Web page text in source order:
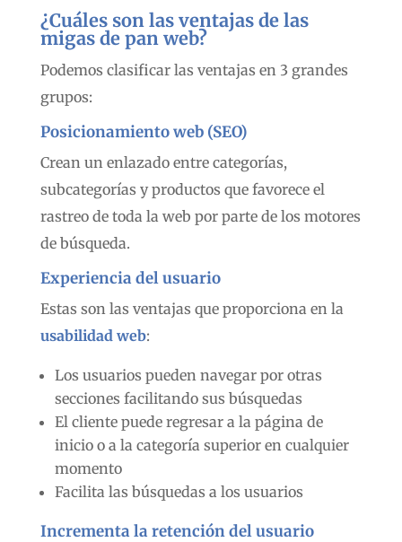
¿Cuáles son las ventajas de las
migas de pan web?
Podemos clasificar las ventajas en 3 grandes
grupos:
Posicionamiento web (SEO)
Crean un enlazado entre categorías,
subcategorías y productos que favorece el
rastreo de toda la web por parte de los motores
de búsqueda.
Experiencia del usuario
Estas son las ventajas que proporciona en la
usabilidad web:
Los usuarios pueden navegar por otras
secciones facilitando sus búsquedas
El cliente puede regresar a la página de
inicio o a la categoría superior en cualquier
momento
Facilita las búsquedas a los usuarios
Incrementa la retención del usuario